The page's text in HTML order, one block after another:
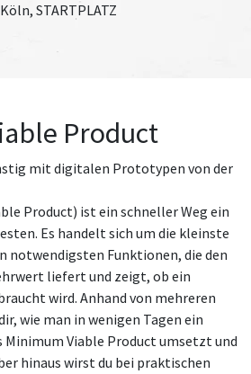
Köln, STARTPLATZ
Product
mit digitalen Prototypen von der
Product) ist ein schneller Weg ein
Es handelt sich um die kleinste
notwendigsten Funktionen, die den
liefert und zeigt, ob ein
wird. Anhand von mehreren
wie man in wenigen Tagen ein
Viable Product umsetzt und
hinaus wirst du bei praktischen